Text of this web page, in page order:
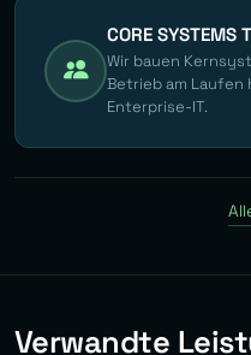
CORE SYSTEMS
Wir bauen
Betrieb am Laufen
Enterprise-IT.
Verwandte